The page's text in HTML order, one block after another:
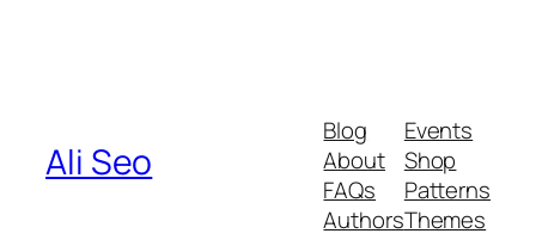
Ali Seo
Blog
About
FAQs
Authors
Events
Shop
Patterns
Themes